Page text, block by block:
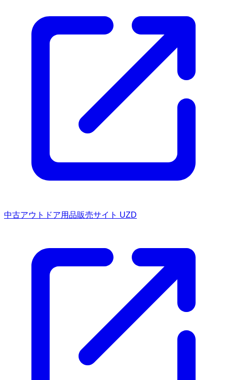
中古アウトドア用品販売サイト UZD